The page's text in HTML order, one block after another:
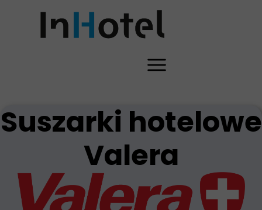
Suszarki hotelowe
Valera